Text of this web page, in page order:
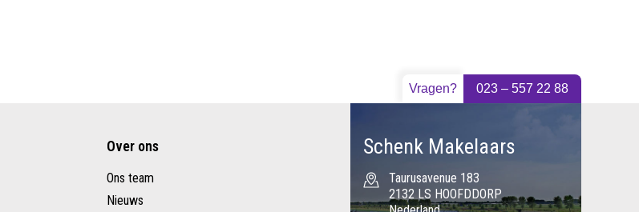
Vragen? 023 – 557 22 88
Over ons
Ons team
Nieuws
Schenk Makelaars
Taurusavenue 183
2132 LS HOOFDDORP